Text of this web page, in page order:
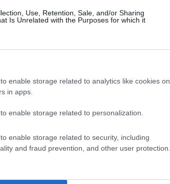
Use, Retention, Sale, and/or Sharing
Is Unrelated with the Purposes for which it
enable storage related to analytics like cookies on
in apps.
enable storage related to personalization.
enable storage related to security, including
and fraud prevention, and other user protection.
Chryzostomowie